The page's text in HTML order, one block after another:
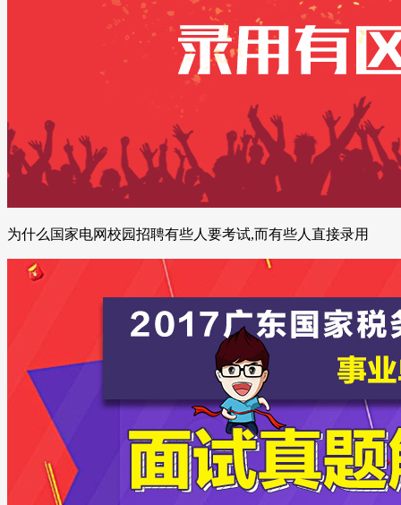
为什么国家电网校园招聘有些人要考试,而有些人直接录用